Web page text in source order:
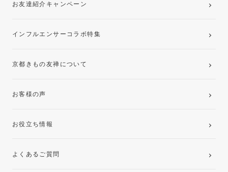
お友達紹介キャンペーン
インフルエンサーコラボ特集
京都きもの友禅について
お客様の声
お役立ち情報
よくあるご質問